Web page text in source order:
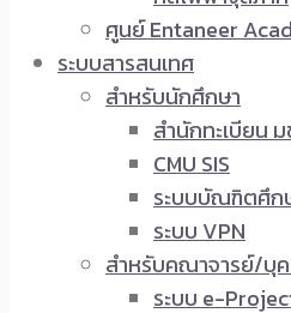
ศูนย์ Entaneer
ระบบสารสนเทศ
สำหรับนักศึกษา
สำนักทะเบียน ม
CMU SIS
ระบบบัณฑิตศึก
ระบบ VPN
สำหรับคณาจารย์/บุ
ระบบ e-